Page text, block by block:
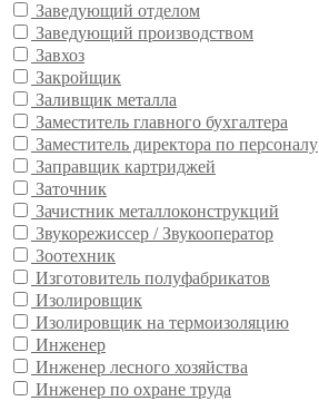
Заведующий отделом
Заведующий производством
Завхоз
Закройщик
Заливщик металла
Заместитель главного бухгалтера
Заместитель директора по персоналу
Заправщик картриджей
Заточник
Зачистник металлоконструкций
Звукорежиссер / Звукооператор
Зоотехник
Изготовитель полуфабрикатов
Изолировщик
Изолировщик на термоизоляцию
Инженер
Инженер лесного хозяйства
Инженер по охране труда